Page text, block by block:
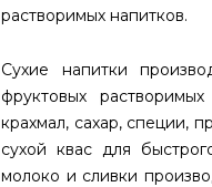
растворимых напитков.
Сухие напитки
фруктовых
крахмал, сахар, специи,
сухой квас для
молоко и сливки